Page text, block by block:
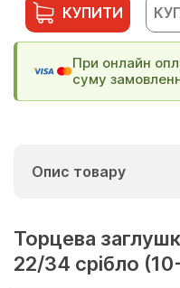
КУПИТИ
При онлайн
суму
Опис товару
Торцева
22/34 срібло